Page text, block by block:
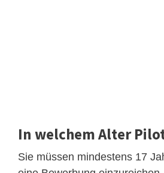
In welchem Alter
Sie müssen mindestens 17